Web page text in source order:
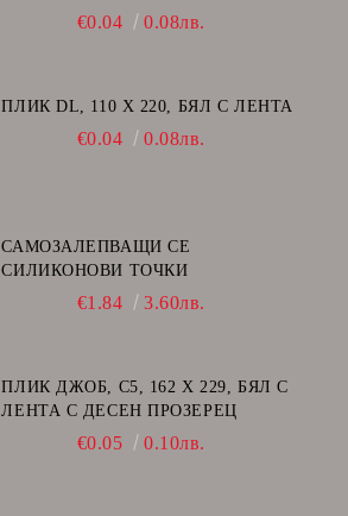
€0.04 0.08лв.
ПЛИК DL, 110 Х 220, БЯЛ С ЛЕНТА
€0.04 0.08лв.
САМОЗАЛЕПВАЩИ СЕ
СИЛИКОНОВИ ТОЧКИ
€1.84 3.60лв.
ПЛИК ДЖОБ, C5, 162 Х 229, БЯЛ С
ЛЕНТА С ДЕСЕН ПРОЗЕРЕЦ
€0.05 0.10лв.